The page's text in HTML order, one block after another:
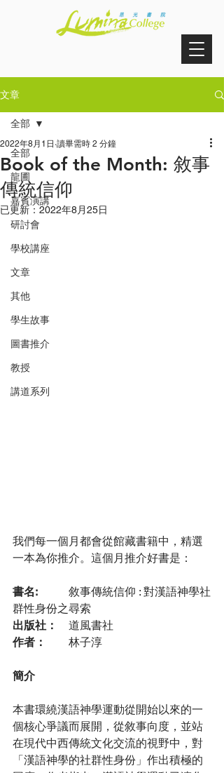
文章
全部
龍圃
嘉賓演講
研討會
學校講座
文章
其他
學生故事
圖書推介
教授
講道系列
全部
Book of the Month: 敘事
傳統信仰
2022年8月1日 讀畢需時 2 分鐘
已更新： 2022年8月25日
我們每一個月都會從館藏書籍中，精選
一本為你推介。這個月推介好書是：
書名:
群性身份之尋索
出版社：
	道風書社
作者：
	林子淳
簡介
本書環繞漢語神學運動從開始以來的一
個核心爭議而展開，從敘事向度，並站
在現代中西傳統文化交流的視野中，對
「漢語神學的社群性身份」作出積極的